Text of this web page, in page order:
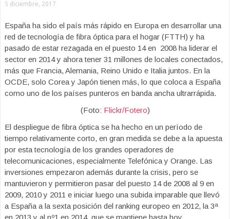
5 diciembre, 2017
España ha sido el país más rápido en Europa en desarrollar una
red de tecnología de fibra óptica para el hogar (FTTH) y ha
pasado de estar rezagada en el puesto 14 en 2008 ha liderar el
sector en 2014 y ahora tener 31 millones de locales conectados,
más que Francia, Alemania, Reino Unido e Italia juntos. En la
OCDE, solo Corea y Japón tienen más, lo que coloca a España
como uno de los países punteros en banda ancha ultrarrápida.
(Foto: Flickr/Fotero)
El despliegue de fibra óptica se ha hecho en un período de
tiempo relativamente corto, en gran medida se debe a la apuesta
por esta tecnología de los grandes operadores de
telecomunicaciones, especialmente Telefónica y Orange. Las
inversiones empezaron además durante la crisis, pero se
mantuvieron y permitieron pasar del puesto 14 de 2008 al 9 en
2009, 2010 y 2011 e iniciar luego una subida imparable que llevó
a España a la sexta posición del ranking europeo en 2012, la 3ª
en 2013 y al nº1 en 2014, que se mantiene hasta hoy.